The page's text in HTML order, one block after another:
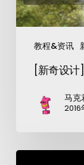
教程&资讯
[新奇设
马克
2016